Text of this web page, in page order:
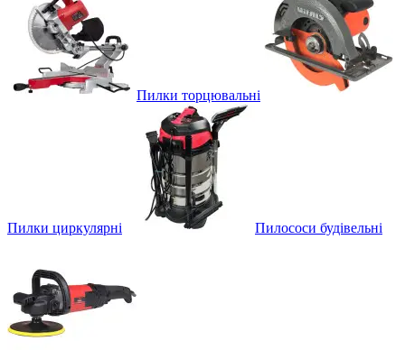
Пилки торцювальні
Пилки циркулярні Пилососи будівельні